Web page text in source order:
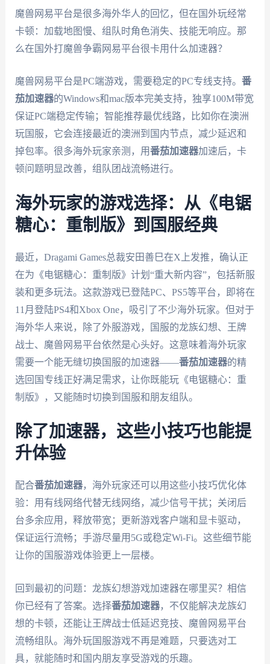
魔兽网易平台是很多海外华人的回忆，但在国外玩经常
卡顿：加载地图慢、组队时角色消失、技能无响应。那
么在国外打魔兽争霸网易平台很卡用什么加速器？
魔兽网易平台是PC端游戏，需要稳定的PC专线支持。 番
茄加速器的Windows和mac版本完美支持，独享100M带宽
保证PC端稳定传输；智能推荐最优线路，比如你在澳洲
玩国服，它会连接最近的澳洲到国内节点，减少延迟和
掉包率。很多海外玩家亲测，用番茄加速器加速后，卡
顿问题明显改善，组队团战流畅进行。
海外玩家的游戏选择：从《电锯
糖心：重制版》到国服经典
最近，Dragami Games总裁安田善巳在X上发推，确认正
在为《电锯糖心：重制版》计划“重大新内容”，包括新服
装和更多玩法。这款游戏已登陆PC、PS5等平台，即将在
11月登陆PS4和Xbox One，吸引了不少海外玩家。但对于
海外华人来说，除了外服游戏，国服的龙族幻想、王牌
战士、魔兽网易平台依然是心头好。这意味着海外玩家
需要一个能无缝切换国服的加速器——番茄加速器的精
选回国专线正好满足需求，让你既能玩《电锯糖心：重
制版》，又能随时切换到国服和朋友组队。
除了加速器，这些小技巧也能提
升体验
配合番茄加速器，海外玩家还可以用这些小技巧优化体
验：用有线网络代替无线网络，减少信号干扰；关闭后
台多余应用，释放带宽；更新游戏客户端和显卡驱动，
保证运行流畅；手游尽量用5G或稳定Wi-Fi。这些细节能
让你的国服游戏体验更上一层楼。
回到最初的问题：龙族幻想游戏加速器在哪里买？相信
你已经有了答案。选择番茄加速器，不仅能解决龙族幻
想的卡顿，还能让王牌战士低延迟竞技、魔兽网易平台
流畅组队。海外玩国服游戏不再是难题，只要选对工
具，就能随时和国内朋友享受游戏的乐趣。